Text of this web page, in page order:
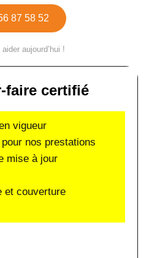
87 58 52
aujourd’hui !
faire certifié
vigueur
nos prestations
mise à jour
et couverture